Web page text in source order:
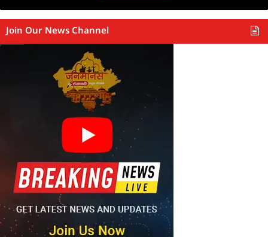
Join Our News Channel